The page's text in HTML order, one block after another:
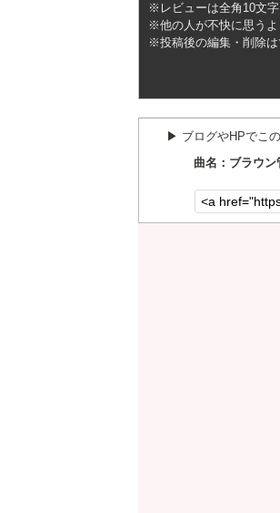
※レビューは全角10文字
※他の人が不快に思うよ
※投稿後の編集・削除は
▶︎ ブログやHPでこ
曲名：ブラウ